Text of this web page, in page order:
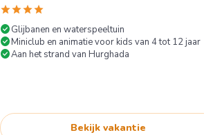
starstarstarstar
check_circleGlijbanen en waterspeeltuin
check_circleMiniclub en animatie voor kids van 4 tot 12 jaar
check_circleAan het strand van Hurghada
Bekijk vakantie